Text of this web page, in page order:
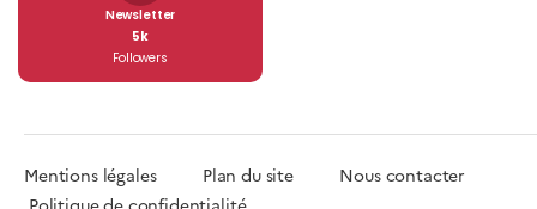
Newsletter
5k
Followers
Mentions légales Plan du site Nous contacter